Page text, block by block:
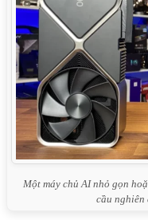
Một máy chủ AI nhỏ gọn
cầu nghiên